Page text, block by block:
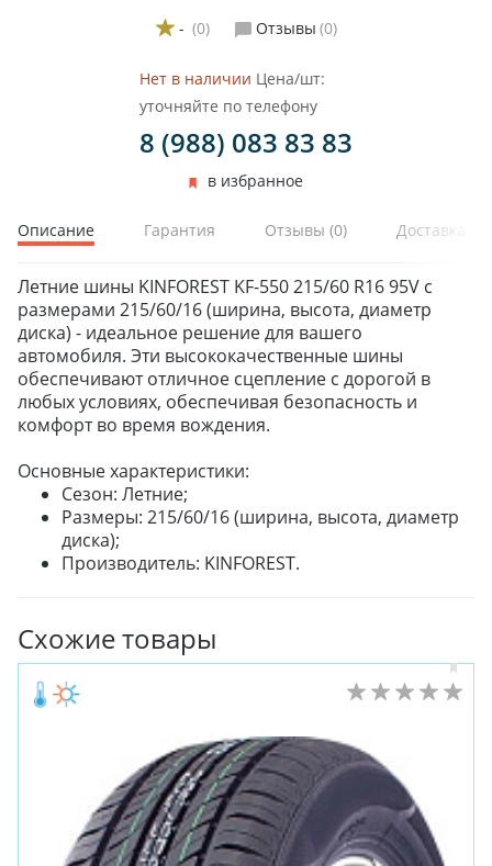
- (0) Отзывы (0)
Нет в наличии Цена/шт:
уточняйте по телефону
8 (988) 083 83 83
в избранное
Описание Гарантия Отзывы (0) Доставка и
Летние шины KINFOREST KF-550 215/60 R16 95V с
размерами 215/60/16 (ширина, высота, диаметр
диска) - идеальное решение для вашего
автомобиля. Эти высококачественные шины
обеспечивают отличное сцепление с дорогой в
любых условиях, обеспечивая безопасность и
комфорт во время вождения.
Основные характеристики:
Сезон: Летние;
Размеры: 215/60/16 (ширина, высота, диаметр
диска);
Производитель: KINFOREST.
Схожие товары